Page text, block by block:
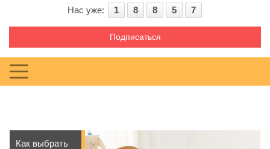
Нас уже: 1 8 8 5 7
Подписаться
Как выбрать